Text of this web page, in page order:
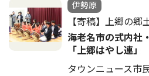
伊勢原
【寄稿】上郷の郷
海老名市の式内社
「上郷はやし連」
タウンニュース市